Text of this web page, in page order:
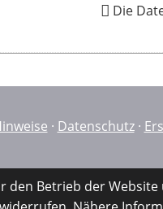
Die
· Datenschutz·
den Betrieb der